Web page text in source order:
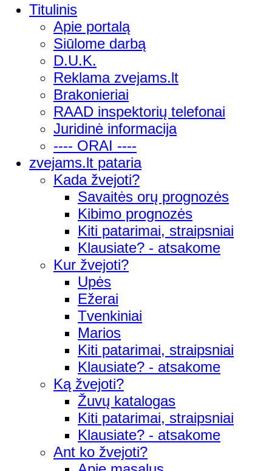
Titulinis
Apie portalą
Siūlome darbą
D.U.K.
Reklama zvejams.lt
Brakonieriai
RAAD inspektorių telefonai
Juridinė informacija
---- ORAI ----
zvejams.lt pataria
Kada žvejoti?
Savaitės orų prognozės
Kibimo prognozės
Kiti patarimai, straipsniai
Klausiate? - atsakome
Kur žvejoti?
Upės
Ežerai
Tvenkiniai
Marios
Kiti patarimai, straipsniai
Klausiate? - atsakome
Ką žvejoti?
Žuvų katalogas
Kiti patarimai, straipsniai
Klausiate? - atsakome
Ant ko žvejoti?